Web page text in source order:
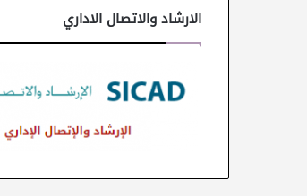
الارشاد والاتصال الاداري